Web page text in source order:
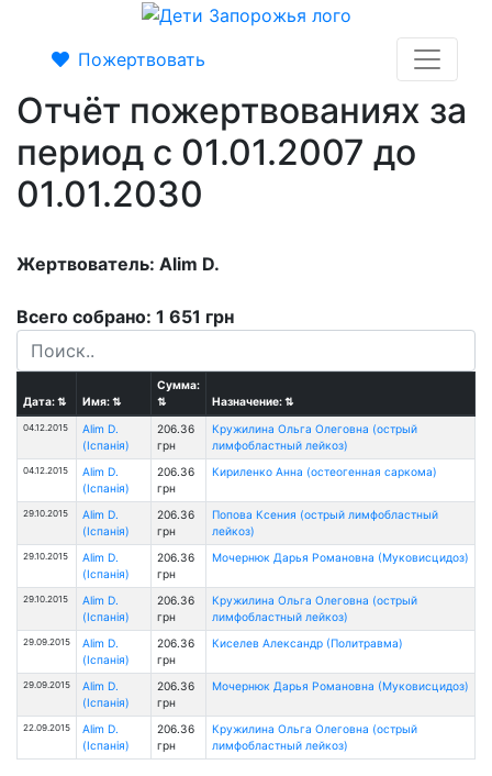
Пожертвовать
Отчёт пожертвованиях за
период с 01.01.2007 до
01.01.2030
Жертвователь: Alim D.
Всего собрано: 1 651 грн
Дата:⇅ Имя:⇅
Сумма:
⇅
Назначение:⇅
04.12.2015
Alim D.
(Іспанія)
206.36
грн
Кружилина Ольга Олеговна (острый
лимфобластный лейкоз)
04.12.2015
Alim D.
(Іспанія)
206.36
грн
Кириленко Анна (остеогенная саркома)
29.10.2015
Alim D.
(Іспанія)
206.36
грн
Попова Ксения (острый лимфобластный
лейкоз)
29.10.2015
Alim D.
(Іспанія)
206.36
грн
Мочернюк Дарья Романовна (Муковисцидоз)
29.10.2015
Alim D.
(Іспанія)
206.36
грн
Кружилина Ольга Олеговна (острый
лимфобластный лейкоз)
29.09.2015
Alim D.
(Іспанія)
206.36
грн
Киселев Александр (Политравма)
29.09.2015
Alim D.
(Іспанія)
206.36
грн
Мочернюк Дарья Романовна (Муковисцидоз)
22.09.2015
Alim D.
(Іспанія)
206.36
грн
Кружилина Ольга Олеговна (острый
лимфобластный лейкоз)